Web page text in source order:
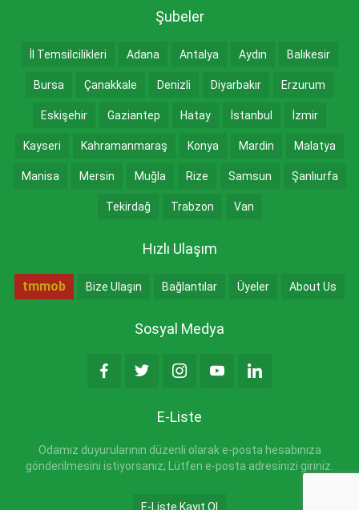
Şubeler
İl Temsilcilikleri Adana Antalya Aydın Balıkesir
Bursa Çanakkale Denizli Diyarbakır Erzurum
Eskişehir Gaziantep Hatay İstanbul İzmir
Kayseri Kahramanmaraş Konya Mardin Malatya
Manisa Mersin Muğla Rize Samsun Şanlıurfa
Tekirdağ Trabzon Van
Hızlı Ulaşım
tmmob Bize Ulaşın Bağlantılar Üyeler About Us
Sosyal Medya
E-Liste
Odamız duyurularının düzenli olarak e-posta hesabınıza
gönderilmesini istiyorsanız; Lütfen e-posta adresinizi giriniz.
E-Liste Kayıt Ol